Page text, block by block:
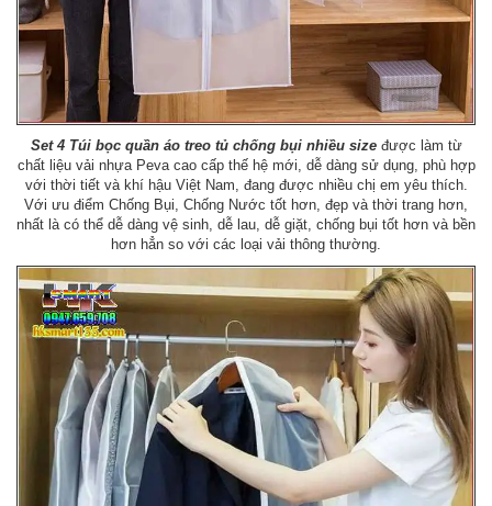
Set 4 Túi bọc quần áo treo tủ chống bụi nhiều sizeđược làm từ
chất liệu vải nhựa Peva cao cấp thế hệ mới, dễ dàng sử dụng, phù hợp
với thời tiết và khí hậu Việt Nam, đang được nhiều chị em yêu thích.
Với ưu điểm Chống Bụi, Chống Nước tốt hơn, đẹp và thời trang hơn,
nhất là có thể dễ dàng vệ sinh, dễ lau, dễ giặt, chống bụi tốt hơn và bền
hơn hẳn so với các loại vải thông thường.